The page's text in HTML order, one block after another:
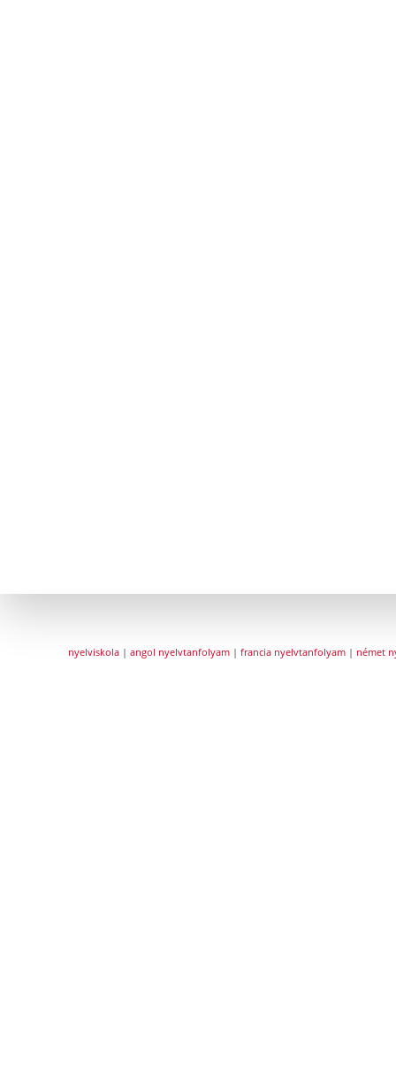
nyelviskola | angol nyelvtanfolyam | francia nyelvtanfolyam | német